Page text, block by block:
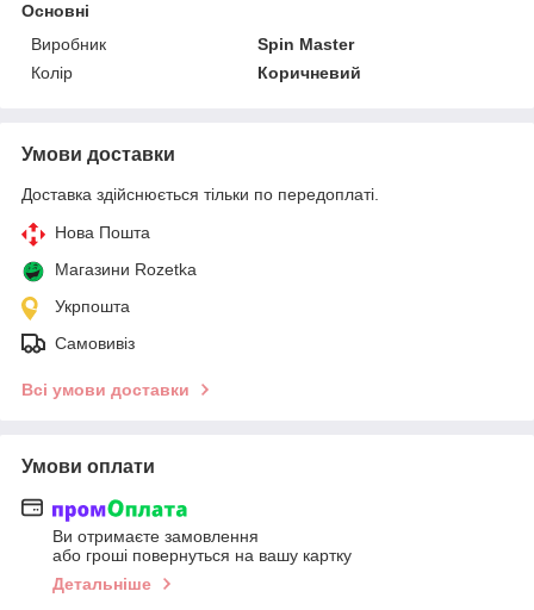
Основні
Виробник
Spin Master
Колір
Коричневий
Умови доставки
Доставка здійснюється тільки по передоплаті.
Нова Пошта
Магазини Rozetka
Укрпошта
Самовивіз
Всі умови доставки
Умови оплати
Ви отримаєте замовлення
або гроші повернуться на вашу картку
Детальніше